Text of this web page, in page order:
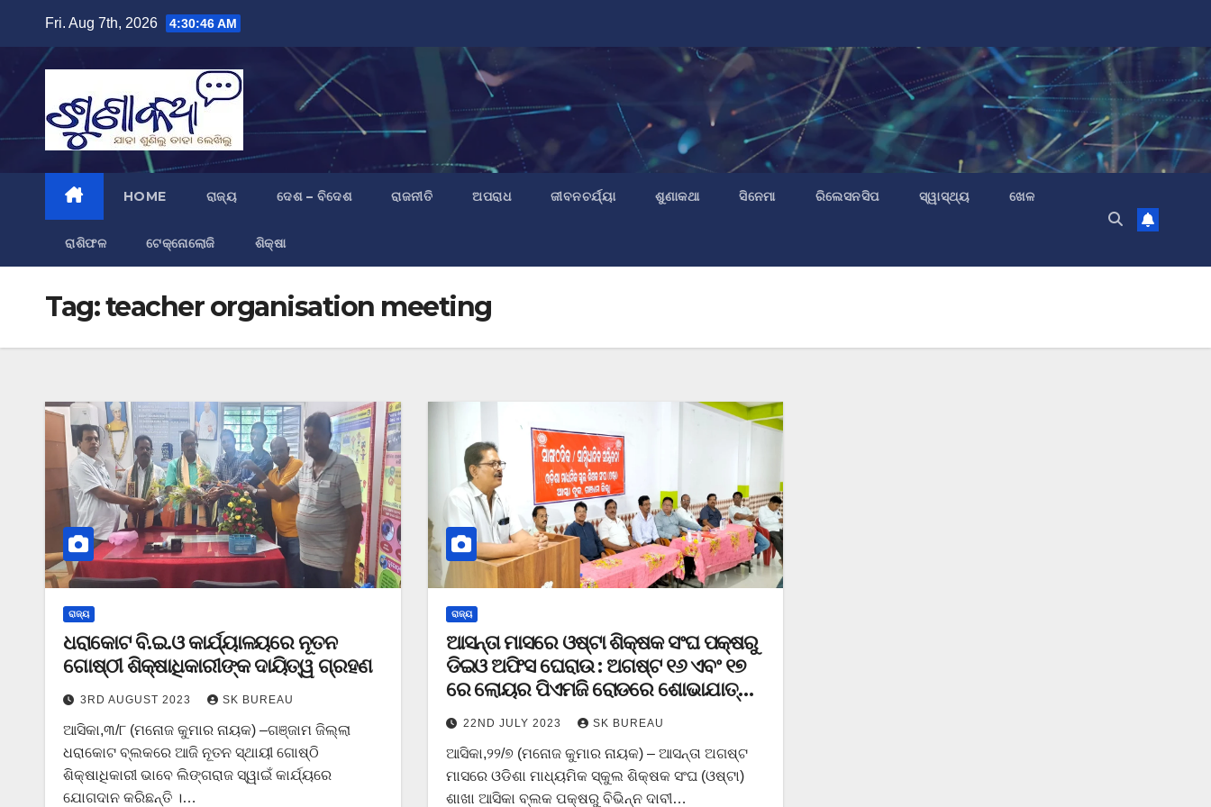
content
Fri. Aug 7th, 2026 4:30:47 AM
HOME ରାଜ୍ୟ ଦେଶ – ବିଦେଶ ରାଜନୀତି ଅପରାଧ ଜୀବନଚର୍ଯ୍ୟା ଶୁଣାକଥା ସିନେମା ରିଲେସନସିପ ସ୍ୱାସ୍ଥ୍ୟ ଖେଳ
ରାଶିଫଳ ଟେକ୍ନୋଲୋଜି ଶିକ୍ଷା
Tag:teacher organisation meeting
ରାଜ୍ୟ
ଧରାକୋଟ ବି.ଇ.ଓ କାର୍ଯ୍ୟାଳୟରେ ନୂତନ
ଗୋଷ୍ଠୀ ଶିକ୍ଷାଧିକାରୀଙ୍କ ଦାୟିତ୍ୱ ଗ୍ରହଣ
3RD AUGUST 2023 SK BUREAU
ଆସିକା,୩/୮ (ମନୋଜ କୁମାର ନାୟକ) –ଗଞ୍ଜାମ ଜିଲ୍ଲା
ଧରାକୋଟ ବ୍ଲକରେ ଆଜି ନୂତନ ସ୍ଥାୟୀ ଗୋଷ୍ଠି
ଶିକ୍ଷାଧିକାରୀ ଭାବେ ଲିଙ୍ଗରାଜ ସ୍ୱାଇଁ କାର୍ଯ୍ୟରେ
ଯୋଗଦାନ କରିଛନ୍ତି ।…
ରାଜ୍ୟ
ଆସନ୍ତା ମାସରେ ଓଷ୍ଟା ଶିକ୍ଷକ ସଂଘ ପକ୍ଷରୁ
ଡିଇଓ ଅଫିସ ଘେରାଉ : ଅଗଷ୍ଟ ୧୬ ଏବଂ ୧୭
ରେ ଲୋୟର ପିଏମଜି ରୋଡରେ ଶୋଭାଯାତ୍ରା
ଓ ଧାରଣା
22ND JULY 2023 SK BUREAU
ଆସିକା,୨୨/୭ (ମନୋଜ କୁମାର ନାୟକ) – ଆସନ୍ତା ଅଗଷ୍ଟ
ମାସରେ ଓଡିଶା ମାଧ୍ୟମିକ ସ୍କୁଲ ଶିକ୍ଷକ ସଂଘ (ଓଷ୍ଟା)
ଶାଖା ଆସିକା ବ୍ଲକ ପକ୍ଷରୁ ବିଭିନ୍ନ ଦାବୀ…